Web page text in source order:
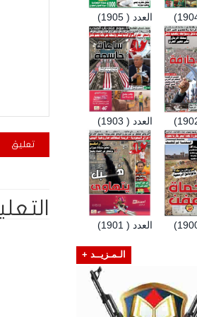
العدد ( 1905)
العدد ( 1903)
العدد ( 1901)
الـمـزيــد +